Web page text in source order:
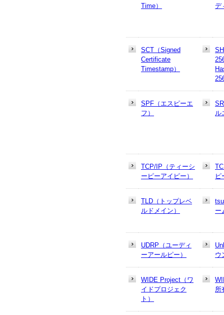
Time） デ
SCT（Signed
Certificate
Timestamp）
SPF（エスピーエ
フ）
ル
TCP/IP（ティーシ
ーピーアイピー）
ピ
TLD（トップレベ
ルドメイン）
ー
UDRP（ユーディ
ーアールピー）
ウ
WIDE Project（ワ
イドプロジェク
ト）
所